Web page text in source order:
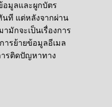
มูลและผูกบัตร
นที แต่หลังจากผ่าน
มักจะเป็นเรื่องการ
ารย้ายข้อมูลอีเมล
รติดปัญหาทาง